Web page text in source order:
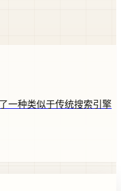
一种类似于传统搜索引擎